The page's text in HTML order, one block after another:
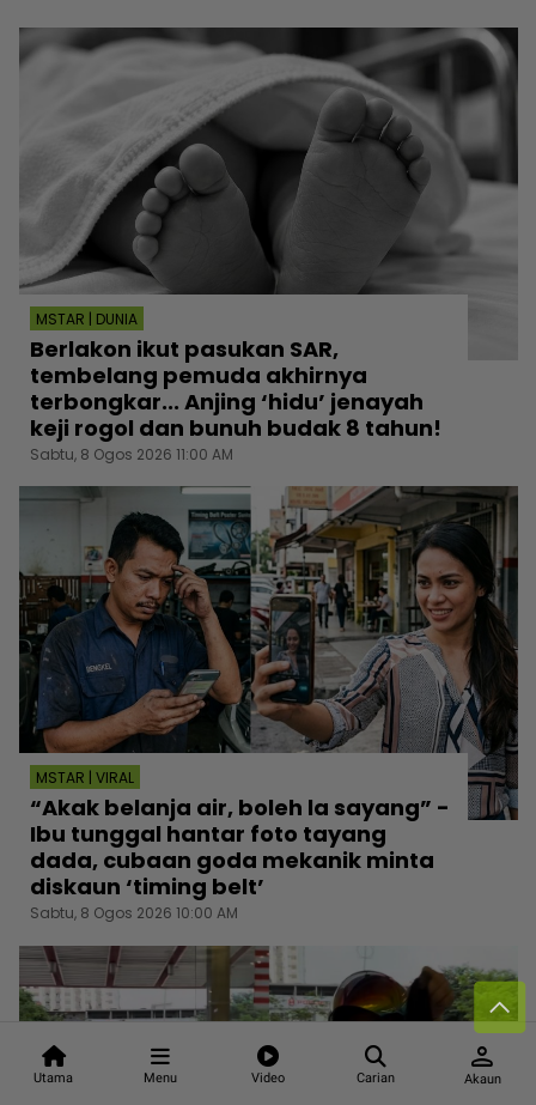
Utama Menu Video Carian
person
Akaun
MSTAR | DUNIA
Berlakon ikut pasukan SAR,
tembelang pemuda akhirnya
terbongkar... Anjing ‘hidu’ jenayah
keji rogol dan bunuh budak 8 tahun!
Sabtu, 8 Ogos 2026 11:00 AM
MSTAR | VIRAL
“Akak belanja air, boleh la sayang” -
Ibu tunggal hantar foto tayang
dada, cubaan goda mekanik minta
diskaun ‘timing belt’
Sabtu, 8 Ogos 2026 10:00 AM